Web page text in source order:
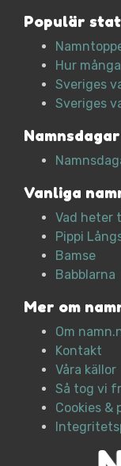
Populär
Hur
Sveriges
Sveriges
Namnsdagar
Vanliga
Vad heter
Pippi
Bamse
Babblarna
Mer om
Om
Kontakt
Våra källor
Så tog vi
Cookies &